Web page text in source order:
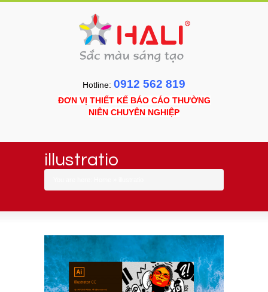
Hotline: 0912 562 819
ĐƠN VỊ THIẾT KẾ BÁO CÁO THƯỜNG
NIÊN CHUYÊN NGHIỆP
illustratio